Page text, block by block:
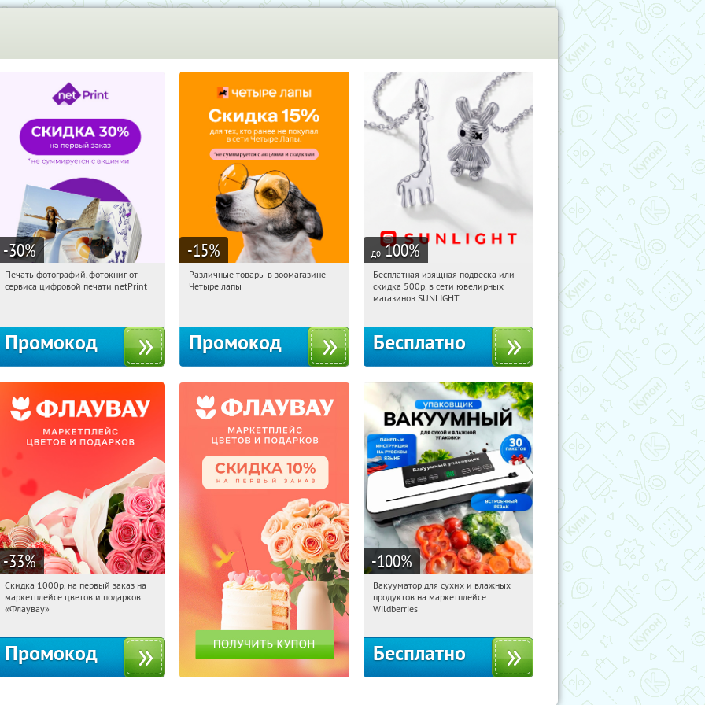
-30%
23:03:51 Получили:
Печать фотографий, фотокниг от
сервиса цифровой печати netPrint
Промокод
-15%
23:03:51
Получи первым!
Различные товары в зоомагазине
Четыре лапы
Промокод
до 100%
23:03:51 Получили:
Россия
Бесплатная изящная подвеска или
скидка 500р. в сети ювелирных
магазинов SUNLIGHT
Бесплатно
-33%
23:03:51 Получили:
Россия
Скидка 1000р. на первый заказ на
маркетплейсе цветов и подарков
«Флаувау»
Промокод
-100%
23:03:51 Получили:186
Россия
Вакууматор для сухих и влажных
продуктов на маркетплейсе
Wildberries
Бесплатно